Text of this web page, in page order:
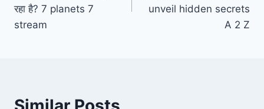
रहा है? 7 planets 7
stream
unveil hidden secrets
A 2 Z